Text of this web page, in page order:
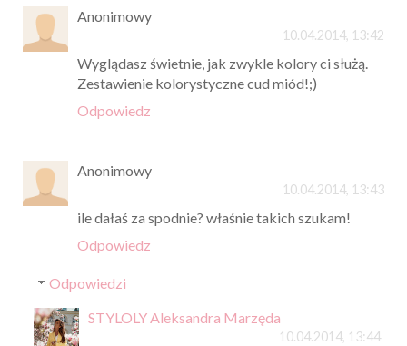
Anonimowy
10.04.2014, 13:42
Wyglądasz świetnie, jak zwykle kolory ci służą.
Zestawienie kolorystyczne cud miód!;)
Odpowiedz
Anonimowy
10.04.2014, 13:43
ile dałaś za spodnie? właśnie takich szukam!
Odpowiedz
Odpowiedzi
STYLOLY Aleksandra Marzęda
10.04.2014, 13:44